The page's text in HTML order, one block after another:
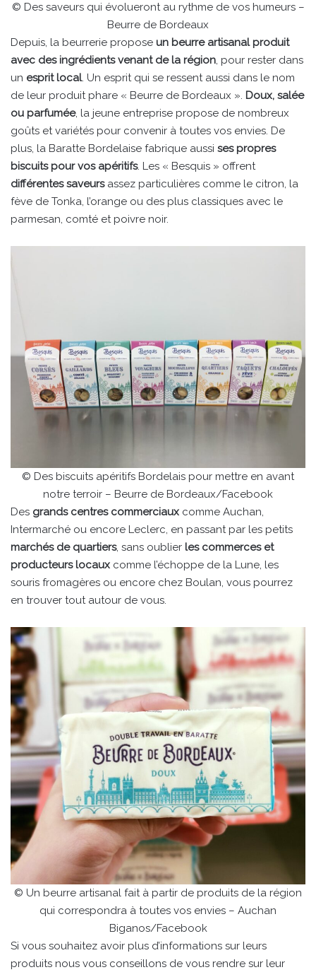
© Des saveurs qui évolueront au rythme de vos humeurs –
Beurre de Bordeaux
Depuis, la beurrerie propose un beurre artisanal produit
avec des ingrédients venant de la région, pour rester dans
un esprit local. Un esprit qui se ressent aussi dans le nom
de leur produit phare « Beurre de Bordeaux ». Doux, salée
ou parfumée, la jeune entreprise propose de nombreux
goûts et variétés pour convenir à toutes vos envies. De
plus, la Baratte Bordelaise fabrique aussi ses propres
biscuits pour vos apéritifs. Les « Besquis » offrent
différentes saveursassez particulières comme le citron, la
fève de Tonka, l’orange ou des plus classiques avec le
parmesan, comté et poivre noir.
© Des biscuits apéritifs Bordelais pour mettre en avant
notre terroir – Beurre de Bordeaux/Facebook
Des grands centres commerciaux comme Auchan,
Intermarché ou encore Leclerc, en passant par les petits
marchés de quartiers, sans oublier les commerces et
producteurs locaux comme l’échoppe de la Lune, les
souris fromagères ou encore chez Boulan, vous pourrez
en trouver tout autour de vous.
© Un beurre artisanal fait à partir de produits de la région
qui correspondra à toutes vos envies – Auchan
Biganos/Facebook
Si vous souhaitez avoir plus d’informations sur leurs
produits nous vous conseillons de vous rendre sur leur